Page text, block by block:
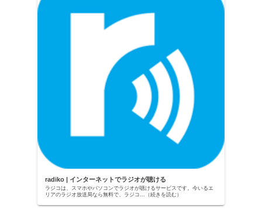
radiko | インターネットでラジオが聴ける
ラジコは、スマホやパソコンでラジオが聴けるサービスです。今いるエ
リアのラジオ放送局なら無料で、ラジコ...（続きを読む）